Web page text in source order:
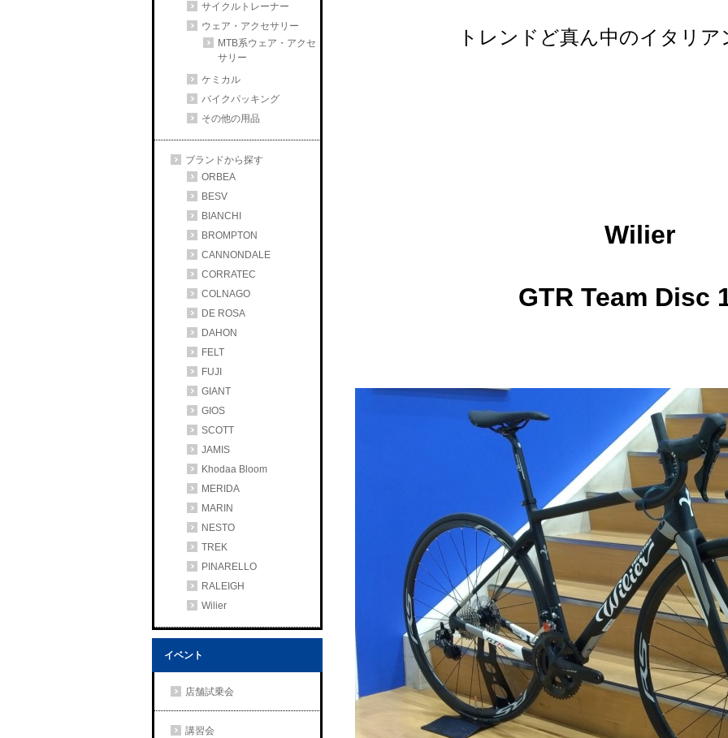
サイクルトレーナー
ウェア・アクセサリー
MTB系ウェア・アクセ
サリー
ケミカル
バイクパッキング
その他の用品
ブランドから探す
ORBEA
BESV
BIANCHI
BROMPTON
CANNONDALE
CORRATEC
COLNAGO
DE ROSA
DAHON
FELT
FUJI
GIANT
GIOS
SCOTT
JAMIS
Khodaa Bloom
MERIDA
MARIN
NESTO
TREK
PINARELLO
RALEIGH
Wilier
イベント
店舗試乗会
講習会
トレンドど真ん中のイタリ
Wilier
GTR Team Disc